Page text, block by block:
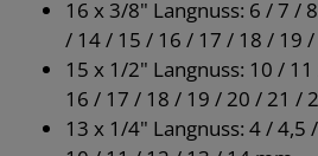
16 x 3/8" Langnuss: 6 / 7 /
/ 14 / 15 / 16 / 17 / 18 / 19
15 x 1/2" Langnuss: 10 /
16 / 17 / 18 / 19 / 20 / 21 /
13 x 1/4" Langnuss: 4 / 4,5